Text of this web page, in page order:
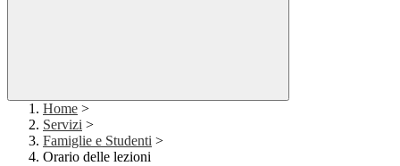
Home >
Servizi >
Famiglie e Studenti >
Orario delle lezioni